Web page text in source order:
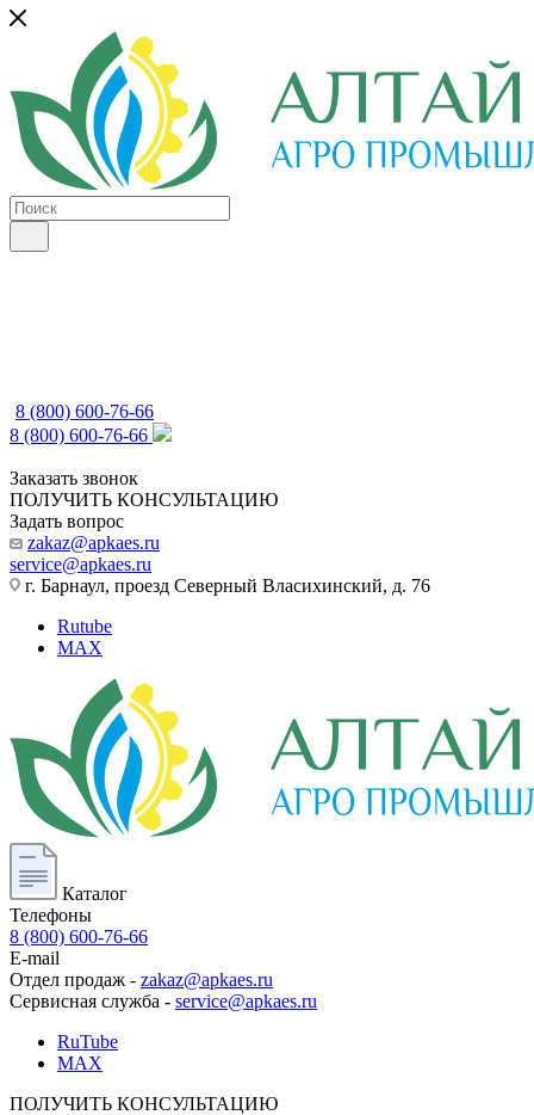
8 (800) 600-76-66
8 (800) 600-76-66
Заказать звонок
ПОЛУЧИТЬ КОНСУЛЬТАЦИЮ
Задать вопрос
zakaz@apkaes.ru
service@apkaes.ru
г. Барнаул, проезд Северный Власихинский, д. 76
Rutube
MAX
Каталог
Телефоны
8 (800) 600-76-66
E-mail
Отдел продаж - zakaz@apkaes.ru
Сервисная служба - service@apkaes.ru
RuTube
MAX
ПОЛУЧИТЬ КОНСУЛЬТАЦИЮ